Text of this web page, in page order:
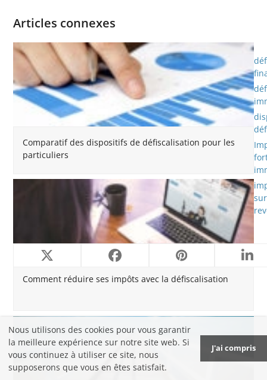
Nous utilisons des cookies pour vous garantir
la meilleure expérience sur notre site web. Si
vous continuez à utiliser ce site, nous
supposerons que vous en êtes satisfait.
J'ai compris
Articles connexes
Comparatif des dispositifs de défiscalisation pour les
particuliers
Comment réduire ses impôts avec la défiscalisation